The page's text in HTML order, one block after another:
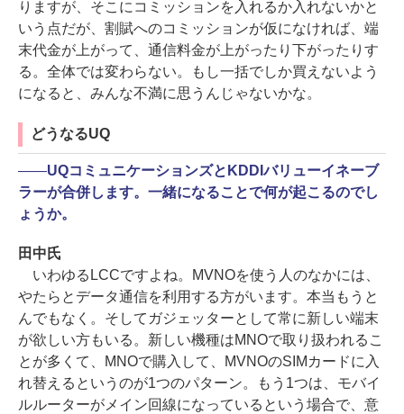
りますが、そこにコミッションを入れるか入れないかと
いう点だが、割賦へのコミッションが仮になければ、端
末代金が上がって、通信料金が上がったり下がったりす
る。全体では変わらない。もし一括でしか買えないよう
になると、みんな不満に思うんじゃないかな。
どうなるUQ
――UQコミュニケーションズとKDDIバリューイネーブ
ラーが合併します。一緒になることで何が起こるのでし
ょうか。
田中氏
いわゆるLCCですよね。MVNOを使う人のなかには、
やたらとデータ通信を利用する方がいます。本当もうと
んでもなく。そしてガジェッターとして常に新しい端末
が欲しい方もいる。新しい機種はMNOで取り扱われるこ
とが多くて、MNOで購入して、MVNOのSIMカードに入
れ替えるというのが1つのパターン。もう1つは、モバイ
ルルーターがメイン回線になっているという場合で、意